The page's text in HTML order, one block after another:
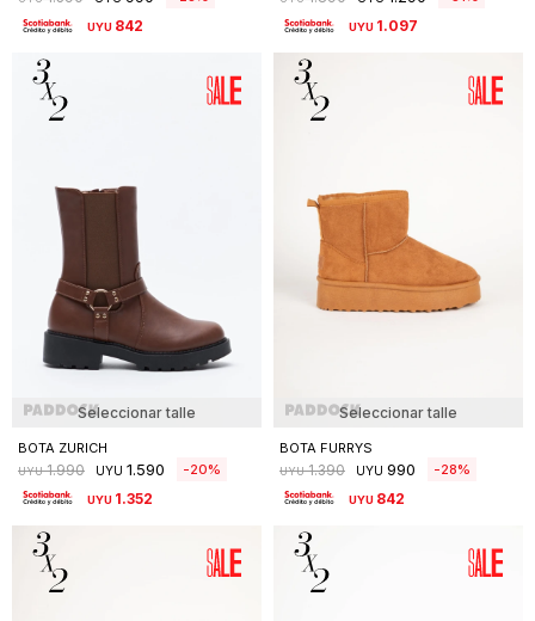
UYU 842 UYU 1.097
Seleccionar talle
BOTA ZURICH
UYU 1.990 UYU 1.590 20
UYU 1.352
Seleccionar talle
BOTA FURRYS
UYU 1.390 UYU 990 28
UYU 842